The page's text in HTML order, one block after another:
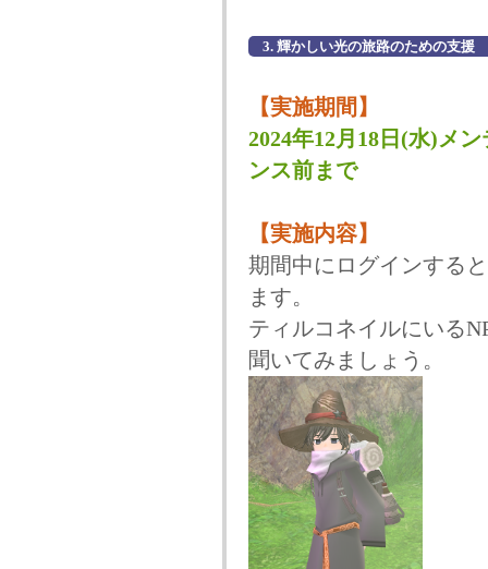
3. 輝かしい光の旅路のための支援
【実施期間】
2024年12月18日(水)メ
ンス前まで
【実施内容】
期間中にログインする
ます。
ティルコネイルにいる
聞いてみましょう。